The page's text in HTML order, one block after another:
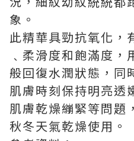
象。
此精華具勁抗氧化，
﹑柔滑度和飽滿度
般回復水潤狀態，同
肌膚時刻保持明亮透
肌膚乾燥繃緊等問題
秋冬天氣乾燥使用。